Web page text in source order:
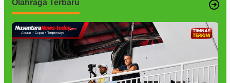
Olahraga Terbaru